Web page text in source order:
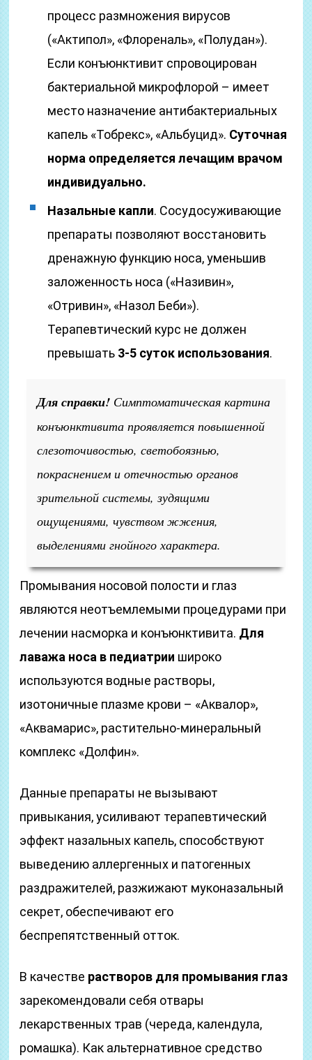
процесс размножения вирусов
(«Актипол», «Флореналь», «Полудан»).
Если конъюнктивит спровоцирован
бактериальной микрофлорой – имеет
место назначение антибактериальных
капель «Тобрекс», «Альбуцид». Суточная
норма определяется лечащим врачом
индивидуально.
Назальные капли. Сосудосуживающие
препараты позволяют восстановить
дренажную функцию носа, уменьшив
заложенность носа («Називин»,
«Отривин», «Назол Беби»).
Терапевтический курс не должен
превышать 3-5 суток использования.
Для справки! Симптоматическая картина
конъюнктивита проявляется повышенной
слезоточивостью, светобоязнью,
покраснением и отечностью органов
зрительной системы, зудящими
ощущениями, чувством жжения,
выделениями гнойного характера.
Промывания носовой полости и глаз
являются неотъемлемыми процедурами при
лечении насморка и конъюнктивита. Для
лаважа носа в педиатрии широко
используются водные растворы,
изотоничные плазме крови – «Аквалор»,
«Аквамарис», растительно-минеральный
комплекс «Долфин».
Данные препараты не вызывают
привыкания, усиливают терапевтический
эффект назальных капель, способствуют
выведению аллергенных и патогенных
раздражителей, разжижают муконазальный
секрет, обеспечивают его
беспрепятственный отток.
В качестве растворов для промывания глаз
зарекомендовали себя отвары
лекарственных трав (череда, календула,
ромашка). Как альтернативное средство